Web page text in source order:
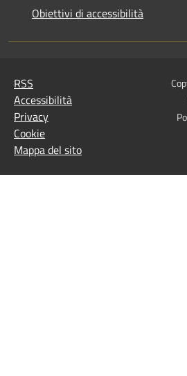
Obiettivi di accessibilità
RSS
Accessibilità
Privacy
Cookie
Mappa del sito